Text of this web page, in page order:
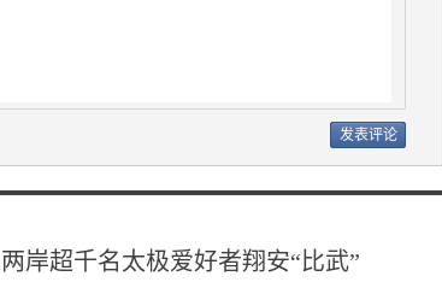
两岸超千名太极爱好者翔安“比武”